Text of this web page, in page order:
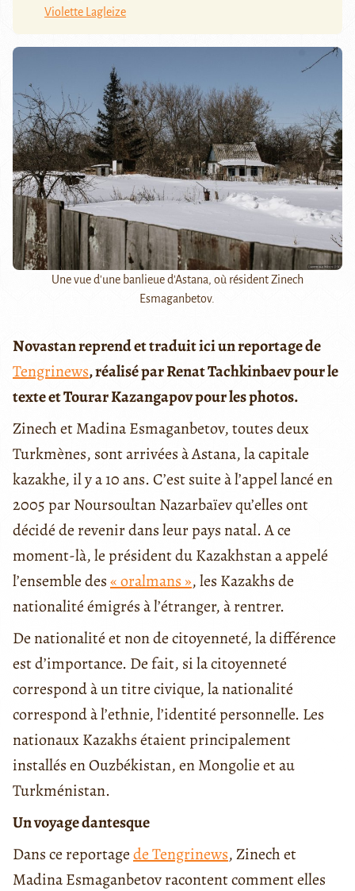
Violette Lagleize
Une vue d'une banlieue d'Astana, où résident Zinech
Esmaganbetov.
Novastan reprend et traduit ici un reportage de
Tengrinews, réalisé par Renat Tachkinbaev pour le
texte et Tourar Kazangapov pour les photos.
Zinech et Madina Esmaganbetov, toutes deux
Turkmènes, sont arrivées à Astana, la capitale
kazakhe, il y a 10 ans. C’est suite à l’appel lancé en
2005 par Noursoultan Nazarbaïev qu’elles ont
décidé de revenir dans leur pays natal. A ce
moment-là, le président du Kazakhstan a appelé
l’ensemble des« oralmans », les Kazakhs de
nationalité émigrés à l’étranger, à rentrer.
De nationalité et non de citoyenneté, la différence
est d’importance. De fait, si la citoyenneté
correspond à un titre civique, la nationalité
correspond à l’ethnie, l’identité personnelle. Les
nationaux Kazakhs étaient principalement
installés en Ouzbékistan, en Mongolie et au
Turkménistan.
Un voyage dantesque
Dans ce reportagede Tengrinews, Zinech et
Madina Esmaganbetov racontent comment elles